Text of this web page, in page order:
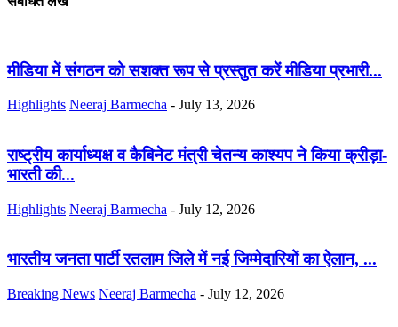
मीडिया में संगठन को सशक्त रूप से प्रस्तुत करें मीडिया प्रभारी...
Highlights Neeraj Barmecha - July 13, 2026
राष्ट्रीय कार्याध्यक्ष व कैबिनेट मंत्री चेतन्य काश्यप ने किया क्रीड़ा-
भारती की...
Highlights Neeraj Barmecha - July 12, 2026
भारतीय जनता पार्टी रतलाम जिले में नई जिम्मेदारियों का ऐलान, ...
Breaking News Neeraj Barmecha - July 12, 2026